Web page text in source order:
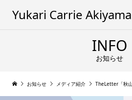
Yukari Carrie Akiyama
INFO
お知らせ
お知らせ メディア紹介 TheLetter「秋山ゆかりの頭の中」：「